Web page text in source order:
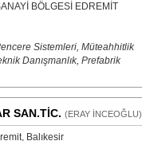
BÖLGESİ EDREMİT
Sistemleri, Müteahhitlik
Danışmanlık, Prefabrik
SAN.TİC. (ERAY İNCEOĞLU)
Balıkesir